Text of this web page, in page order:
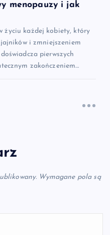
menopauzy i jak
życiu każdej kobiety, który
i zmniejszeniem
pierwszych
zakończeniem…
Wymagane pola są